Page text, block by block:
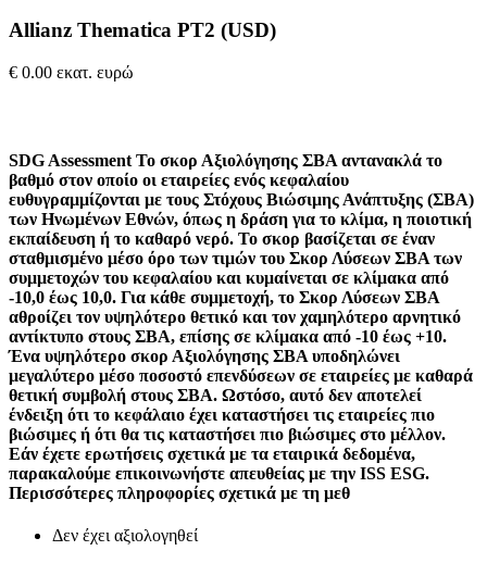
Allianz Thematica PT2 (USD)
€ 0.00 εκατ. ευρώ
SDG Assessment Το σκορ Αξιολόγησης ΣΒΑ αντανακλά το
βαθμό στον οποίο οι εταιρείες ενός κεφαλαίου
ευθυγραμμίζονται με τους Στόχους Βιώσιμης Ανάπτυξης (ΣΒΑ)
των Ηνωμένων Εθνών, όπως η δράση για το κλίμα, η ποιοτική
εκπαίδευση ή το καθαρό νερό. Το σκορ βασίζεται σε έναν
σταθμισμένο μέσο όρο των τιμών του Σκορ Λύσεων ΣΒΑ των
συμμετοχών του κεφαλαίου και κυμαίνεται σε κλίμακα από
-10,0 έως 10,0. Για κάθε συμμετοχή, το Σκορ Λύσεων ΣΒΑ
αθροίζει τον υψηλότερο θετικό και τον χαμηλότερο αρνητικό
αντίκτυπο στους ΣΒΑ, επίσης σε κλίμακα από -10 έως +10.
Ένα υψηλότερο σκορ Αξιολόγησης ΣΒΑ υποδηλώνει
μεγαλύτερο μέσο ποσοστό επενδύσεων σε εταιρείες με καθαρά
θετική συμβολή στους ΣΒΑ. Ωστόσο, αυτό δεν αποτελεί
ένδειξη ότι το κεφάλαιο έχει καταστήσει τις εταιρείες πιο
βιώσιμες ή ότι θα τις καταστήσει πιο βιώσιμες στο μέλλον.
Εάν έχετε ερωτήσεις σχετικά με τα εταιρικά δεδομένα,
παρακαλούμε επικοινωνήστε απευθείας με την ISS ESG.
Περισσότερες πληροφορίες σχετικά με τη μεθ
Δεν έχει αξιολογηθεί